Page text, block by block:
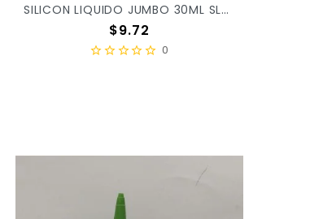
SILICON LIQUIDO JUMBO 30ML SL30J X/576
Precio
$9.72
0